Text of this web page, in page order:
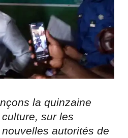
la quinzaine
sur les
autorités de